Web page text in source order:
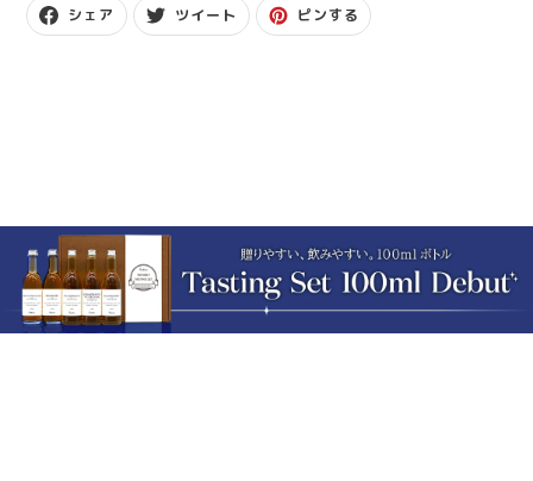
シェア
A
C
ツイート T
W
I
ピンする P
I
N